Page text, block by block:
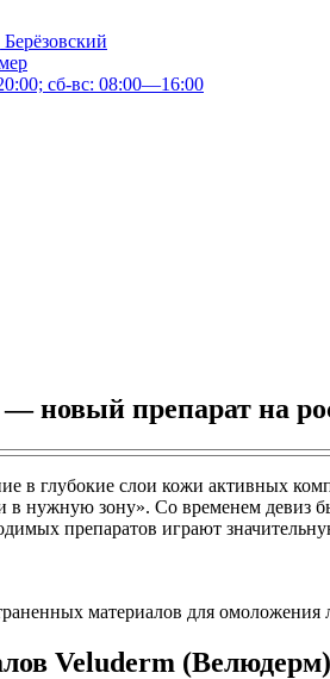
сб-вс: 08:00—16:00
новый препарат на
в глубокие слои кожи активных
нужную зону». Со временем девиз
препаратов играют
материалов для
Veluderm (Велюдерм)